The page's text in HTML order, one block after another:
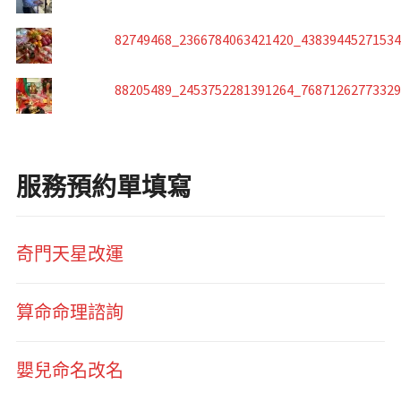
服務預約單填寫
奇門天星改運
算命命理諮詢
嬰兒命名改名